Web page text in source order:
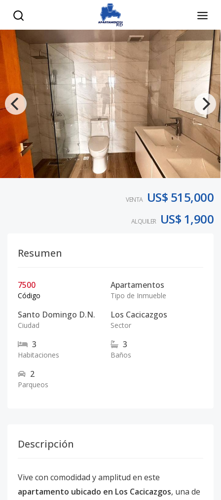
VENTA US$ 515,000
ALQUILER US$ 1,900
Resumen
7500
Código
Apartamentos
Tipo de Inmueble
Santo Domingo D.N.
Ciudad
Los Cacicazgos
Sector
3
Habitaciones
3
Baños
2
Parqueos
Descripción
Vive con comodidad y amplitud en este
apartamento ubicado en Los Cacicazgos, una de